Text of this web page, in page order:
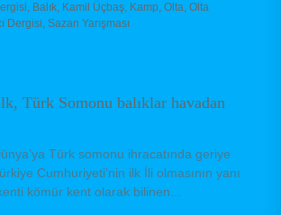
, Balık, Kamil Üçbaş, Kamp, Olta, Olta
Dergisi, Sazan Yarışması
Türk Somonu balıklar havadan
Türk somonu ihracatında geriye
Cumhuriyeti’nin ilk İli olmasının yanı
kömür kent olarak bilinen...